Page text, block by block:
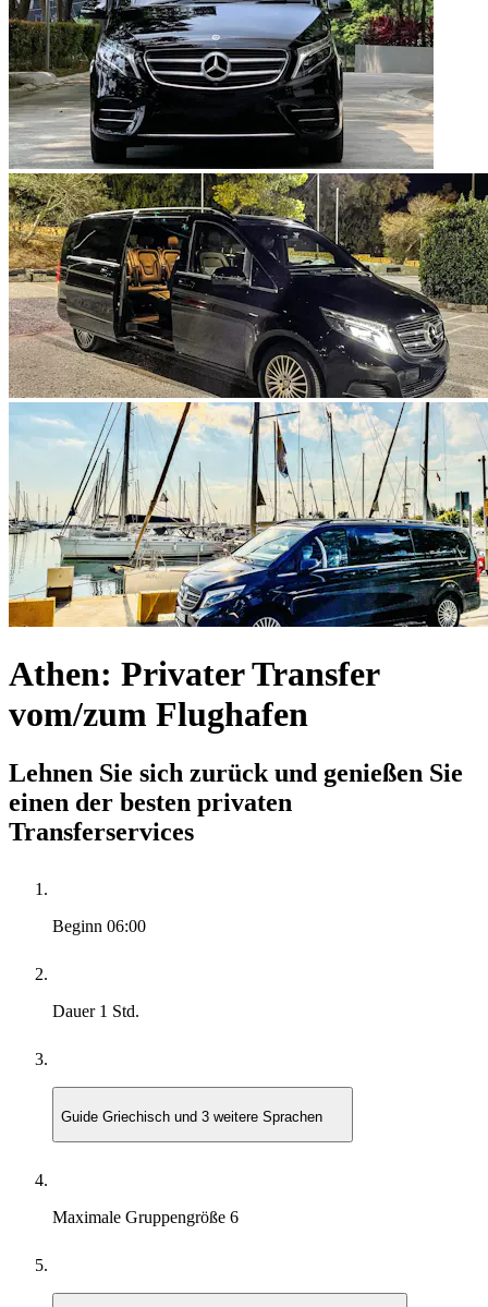
Athen: Privater Transfer
vom/zum Flughafen
Lehnen Sie sich zurück und genießen Sie
einen der besten privaten
Transferservices
Beginn 06:00
Dauer 1 Std.
Guide Griechisch und 3 weitere Sprachen
Maximale Gruppengröße 6